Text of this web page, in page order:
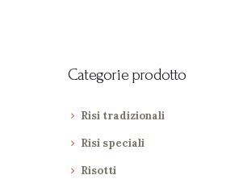
Categorie prodotto
Risi tradizionali
Risi speciali
Risotti